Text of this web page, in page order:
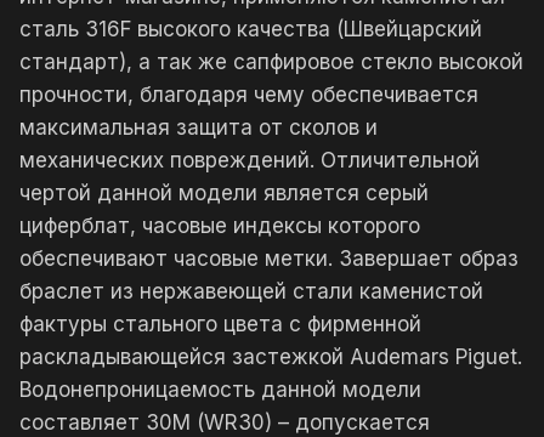
сталь 316F высокого качества (Швейцарский
стандарт), а так же сапфировое стекло высокой
прочности, благодаря чему обеспечивается
максимальная защита от сколов и
механических повреждений. Отличительной
чертой данной модели является серый
циферблат, часовые индексы которого
обеспечивают часовые метки. Завершает образ
браслет из нержавеющей стали каменистой
фактуры стального цвета с фирменной
раскладывающейся застежкой Audemars Piguet.
Водонепроницаемость данной модели
составляет 30М (WR30) – допускается